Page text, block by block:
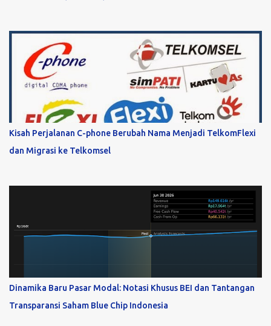
Kisah Perjalanan C-phone Berubah Nama Menjadi TelkomFlexi
dan Migrasi ke Telkomsel
Dinamika Baru Pasar Modal: Notasi Khusus BEI dan Tantangan
Transparansi Saham Blue Chip Indonesia